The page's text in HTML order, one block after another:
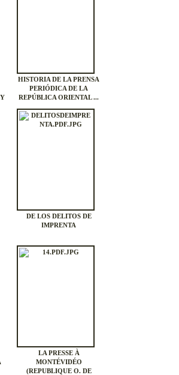
HISTORIA DE LA PRENSA
PERIÓDICA DE LA
REPÚBLICA ORIENTAL ...
DE LOS DELITOS DE
IMPRENTA
LA PRESSE À
MONTÉVIDÉO
(REPUBLIQUE O. DE